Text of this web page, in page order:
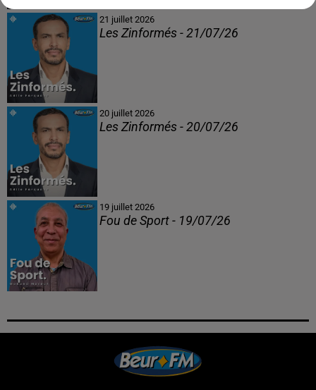
21 juillet 2026
Les Zinformés - 21/07/26
20 juillet 2026
Les Zinformés - 20/07/26
19 juillet 2026
Fou de Sport - 19/07/26